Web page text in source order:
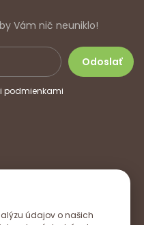
údajov o našich
Vám nič neuniklo!
podmienkami